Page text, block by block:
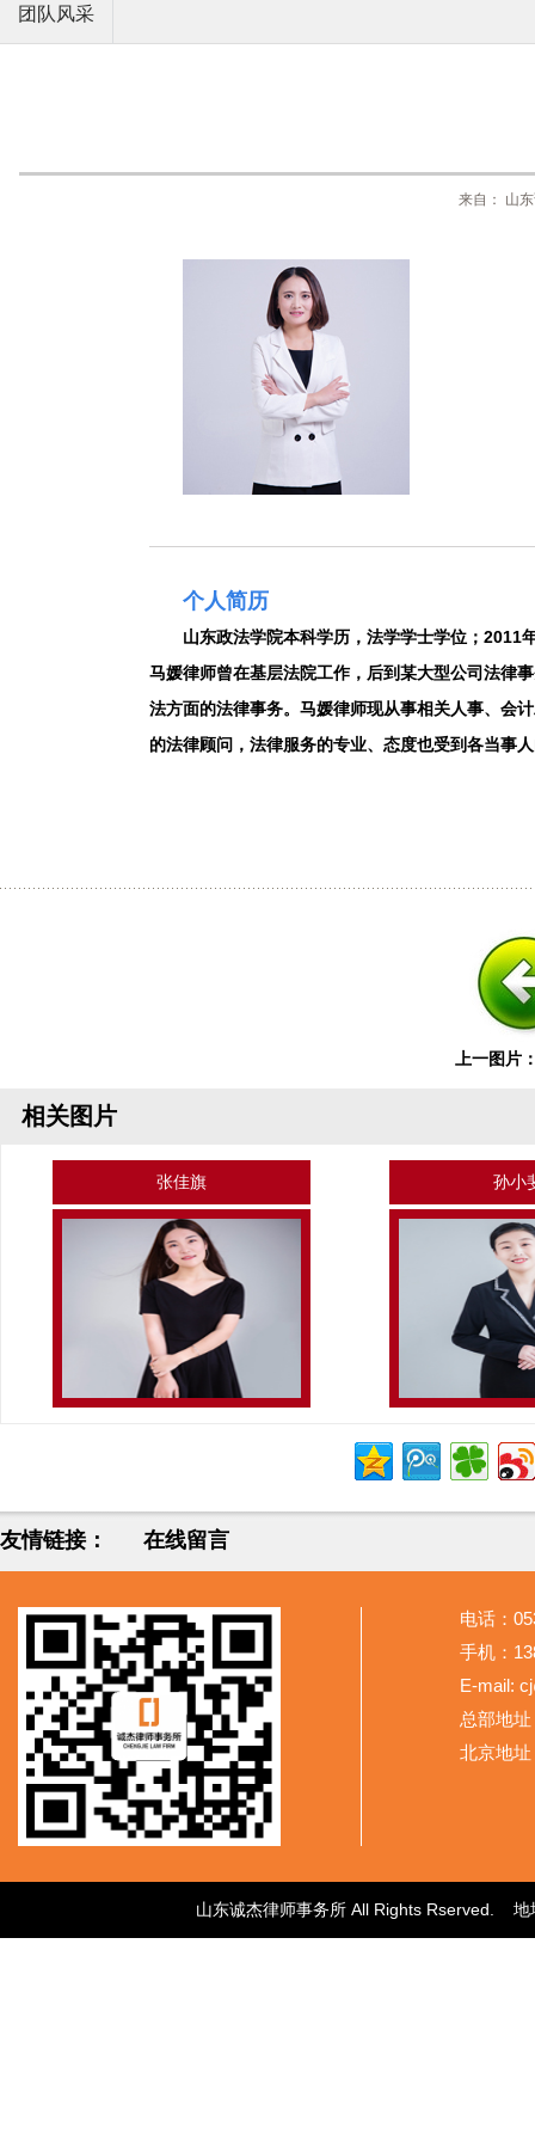
团队风采
来自： 山
个人简历
山东政法学院本科学历，法学学士学位；2011
马媛律师曾在基层法院工作，后到某大型公司法律
法方面的法律事务。马媛律师现从事相关人事、会
的法律顾问，法律服务的专业、态度也受到各当事
上一图片
相关图片
张佳旗 孙小
友情链接： 在线留言
电话：
手机：
E-mail:
总部地
北京地
山东诚杰律师事务所 All Rights Rserved.